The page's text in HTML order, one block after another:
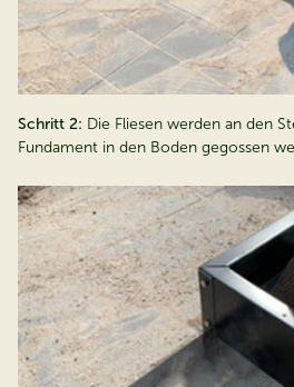
Schritt 2: Die Fliesen werden an den
Fundament in den Boden gegossen